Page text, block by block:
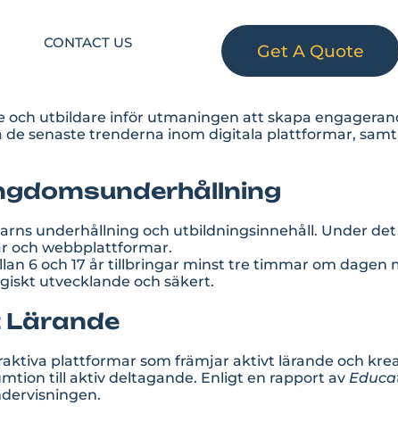
Get A Quote
CONTACT US
utbildare inför utmaningen att skapa
senaste trenderna inom digitala plattformar,
underhållning och utbildningsinnehåll. Under
och webbplattformar.
6 och 17 år tillbringar minst tre timmar om dagen
utvecklande och säkert.
plattformar som främjar aktivt lärande och
till aktiv deltagande. Enligt en rapport av